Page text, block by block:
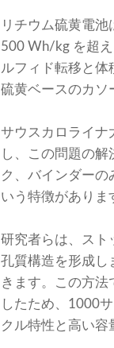
リチウム硫黄電
500 Wh/kg を超
ルフィド転移と
硫黄ベースのカソ
サウスカロライナ
し、この問題の
ク、バインダーの
いう特徴がありま
研究者らは、スト
孔質構造を形成し
きます。この方
したため、1000
クル特性と高い容